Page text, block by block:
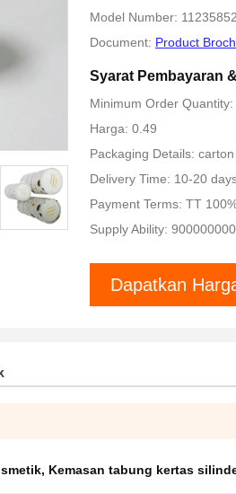
Model Number:
Document: Product
Syarat Pembayaran
Minimum Order
Harga: 0.49
Packaging Details:
Delivery Time: 10-20
Payment Terms: TT
Supply Ability:
Dapatkan
, Kemasan tabung kertas